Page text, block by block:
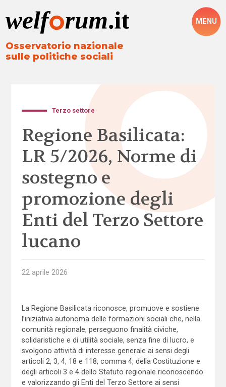
Osservatorio nazionale
sulle politiche sociali
MENU
Terzo settore
Regione Basilicata:
LR 5/2026, Norme di
sostegno e
promozione degli
Enti del Terzo Settore
lucano
22 aprile 2026
La Regione Basilicata riconosce, promuove e sostiene
l’iniziativa autonoma delle formazioni sociali che, nella
comunità regionale, perseguono finalità civiche,
solidaristiche e di utilità sociale, senza fine di lucro, e
svolgono attività di interesse generale ai sensi degli
articoli 2, 3, 4, 18 e 118, comma 4, della Costituzione e
degli articoli 3 e 4 dello Statuto regionale riconoscendo
e valorizzando gli Enti del Terzo Settore ai sensi